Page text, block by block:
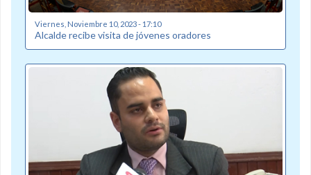
Viernes, Noviembre 10, 2023 - 17:10
Alcalde recibe visita de jóvenes oradores